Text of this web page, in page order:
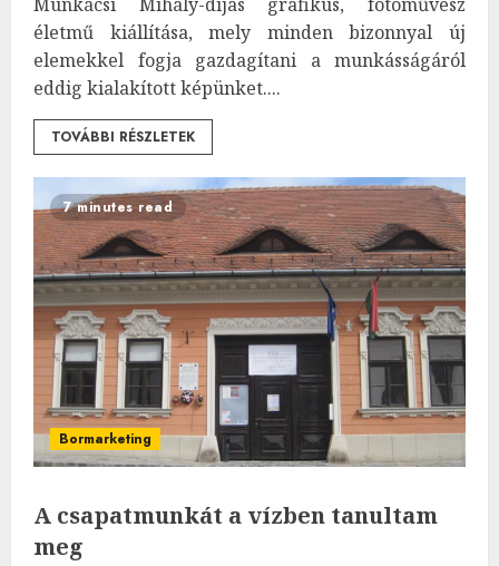
életmű kiállítása, mely minden bizonnyal új
elemekkel fogja gazdagítani a munkásságáról
eddig kialakított képünket....
TOVÁBBI RÉSZLETEK
7 minutes read
Bormarketing
A csapatmunkát a vízben tanultam
meg